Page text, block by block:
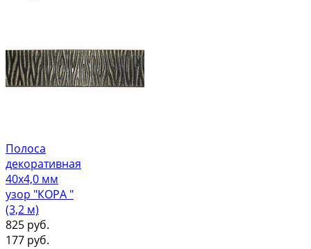
Полоса
декоративная
40х4,0 мм
узор "КОРА "
(3,2 м)
825 руб.
177 руб.